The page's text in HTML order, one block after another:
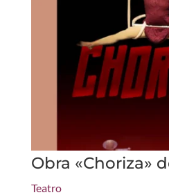
Obra «Choriza»
Teatro